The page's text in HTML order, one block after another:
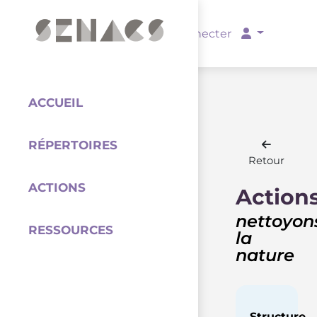
Se connecter
ACCUEIL
RÉPERTOIRES
ACTIONS
RESSOURCES
Retour
la
nature